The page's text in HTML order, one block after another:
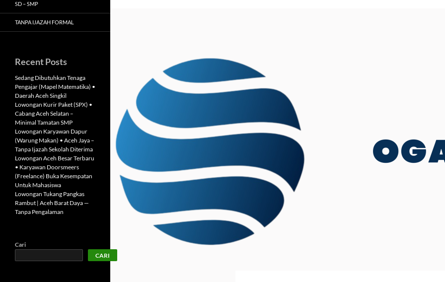
SD – SMP
TANPA IJAZAH FORMAL
Recent Posts
Sedang Dibutuhkan Tenaga
Pengajar (Mapel Matematika) •
Daerah Aceh Singkil
Lowongan Kurir Paket (SPX) •
Cabang Aceh Selatan –
Minimal Tamatan SMP
Lowongan Karyawan Dapur
(Warung Makan) • Aceh Jaya –
Tanpa Ijazah Sekolah Diterima
Lowongan Aceh Besar Terbaru
• Karyawan Doorsmeers
(Freelance) Buka Kesempatan
Untuk Mahasiswa
Lowongan Tukang Pangkas
Rambut | Aceh Barat Daya —
Tanpa Pengalaman
Cari
CARI